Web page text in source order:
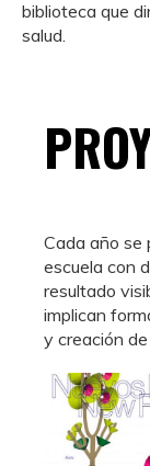
biblioteca que
salud.
Cada año se
escuela con
resultado
implican
y creación